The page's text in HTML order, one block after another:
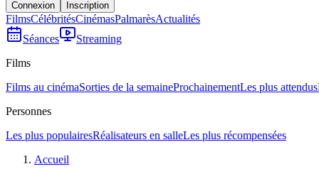
Connexion Inscription
FilmsCélébritésCinémasPalmarèsActualités
Séances
Streaming
Films
Films au cinémaSorties de la semaineProchainementLes plus attendus
Personnes
Les plus populairesRéalisateurs en salleLes plus récompensées
Accueil